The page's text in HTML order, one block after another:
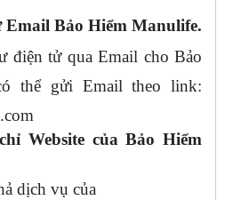
Email Bảo Hiểm Manulife.
tử qua Email cho Bảo
thể gửi Email theo link:
Website của Bảo Hiểm
dịch vụ của